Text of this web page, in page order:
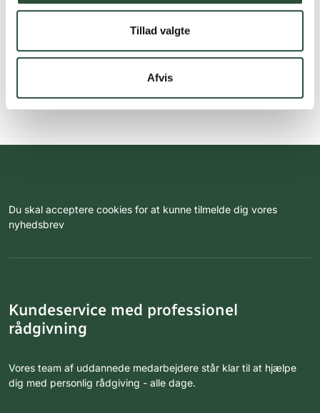
Tillad valgte
Afvis
Du skal acceptere cookies for at kunne tilmelde dig vores
nyhedsbrev
Kundeservice med professionel
rådgivning
Vores team af uddannede medarbejdere står klar til at hjælpe
dig med personlig rådgiving - alle dage.